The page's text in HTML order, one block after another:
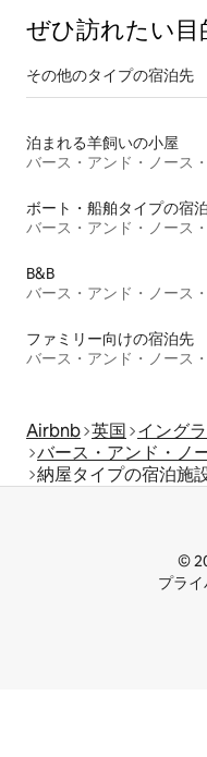
ぜひ訪⁠れ⁠た⁠い目⁠
その他のタ⁠イ⁠プ⁠の宿⁠泊⁠先
泊まれる羊飼いの小屋
B&B
ファミリー向けの宿泊先
Airbnb 英国 イング
バース・アンド・ノ
納屋タイプの宿泊施
©
プラ